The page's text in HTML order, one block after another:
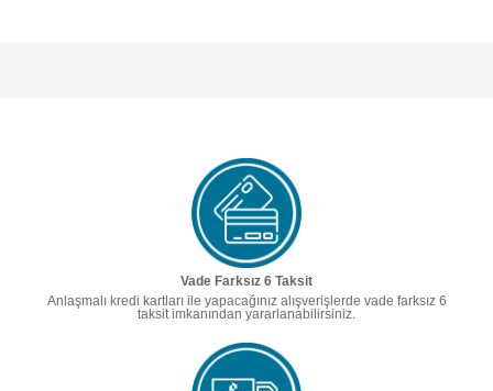
Vade Farksız 6 Taksit
Anlaşmalı kredi kartları ile yapacağınız alışverişlerde vade farksız 6
taksit imkanından yararlanabilirsiniz.